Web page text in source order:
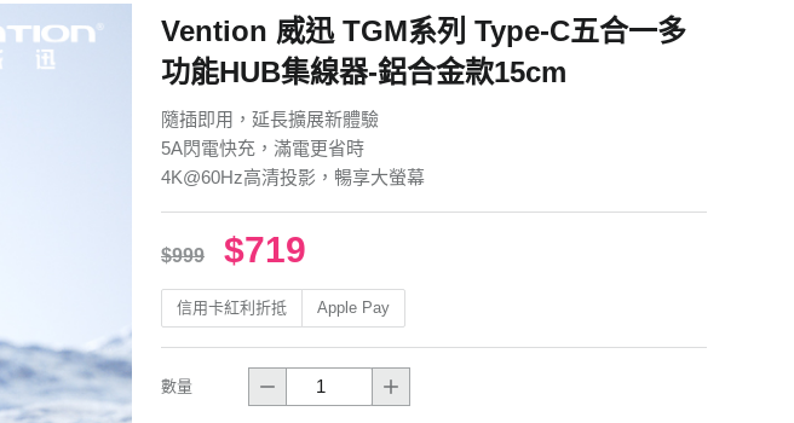
Vention 威迅 TGM系列 Type-C五合一多
功能HUB集線器-鋁合金款15cm
隨插即用，延長擴展新體驗
5A閃電快充，滿電更省時
4K@60Hz高清投影，暢享大螢幕
$999 $719
信用卡紅利折抵 Apple Pay
數量